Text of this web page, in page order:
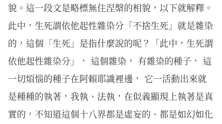
貌。這一段文是略標無住涅槃的相貌，以下就解釋。
此中，生死謂依他起性雜染分「不捨生死」就是雜染
的，這個「生死」是指什麼說的呢？「此中，生死謂
依他起性雜染分」， 這個雜染， 有雜染的種子， 這
一切煩惱的種子在阿賴耶識裡邊， 它一活動出來就
是種種的執著，我執、法執，在似義顯現上執著是真
實的，不知道這個十八界都是虛妄的、都是如幻如化